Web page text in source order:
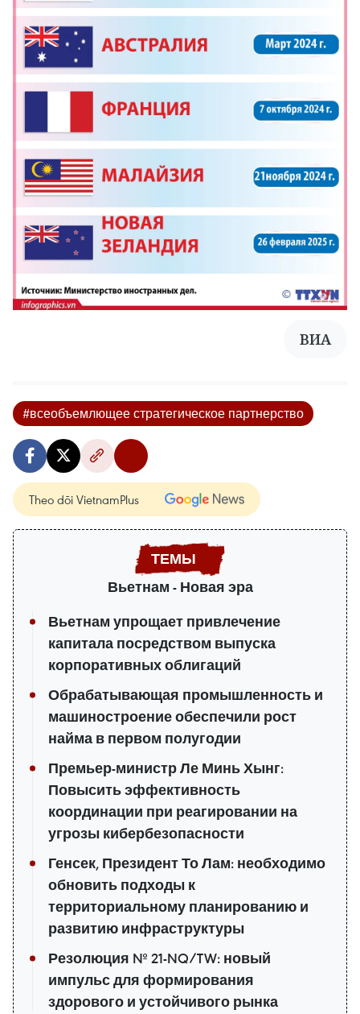
ВИА
#всеобъемлющее стратегическое партнерство
Theo dõi VietnamPlus
Вьетнам - Новая эра
Вьетнам упрощает привлечение
капитала посредством выпуска
корпоративных облигаций
Обрабатывающая промышленность и
машиностроение обеспечили рост
найма в первом полугодии
Премьер-министр Ле Минь Хынг:
Повысить эффективность
координации при реагировании на
угрозы кибербезопасности
Генсек, Президент То Лам: необходимо
обновить подходы к
территориальному планированию и
развитию инфраструктуры
Резолюция № 21-NQ/TW: новый
импульс для формирования
здорового и устойчивого рынка